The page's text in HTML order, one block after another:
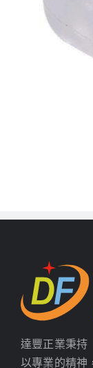
達豐正業秉持
以專業的精神